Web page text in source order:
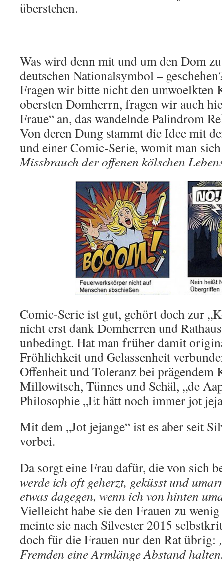
überstehen.
Was wird denn mit und um den Dom
deutschen Nationalsymbol –
Fragen wir bitte nicht den umwoelkten
obersten Domherrn, fragen wir auch
Fraue“ an, das wandelnde Palindrom
Von deren Dung stammt die Idee mit
und einer Comic-Serie, womit man
Missbrauch der offenen kölschen
Comic-Serie ist gut, gehört doch zur
nicht erst dank Domherren und
unbedingt. Hat man früher damit
Fröhlichkeit und Gelassenheit
Offenheit und Toleranz bei prägendem
Millowitsch, Tünnes und Schäl, „de
Philosophie „Et hätt noch immer jot
Mit dem „Jot jejange“ ist es aber seit
vorbei.
Da sorgt eine Frau dafür, die von sich
werde ich oft geherzt, geküsst und
etwas dagegen, wenn ich von hinten
Vielleicht habe sie den Frauen zu
meinte sie nach Silvester 2015
doch für die Frauen nur den Rat übrig:
Fremden eine Armlänge Abstand